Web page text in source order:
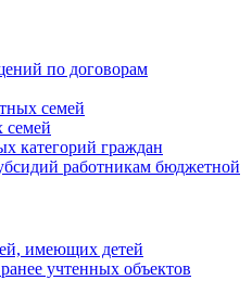
по договорам
семей
семей
категорий граждан
работникам бюджетной
имеющих детей
учтенных объектов